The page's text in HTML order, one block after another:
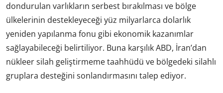
dondurulan varlıkların serbest bırakılması ve bölge
ülkelerinin destekleyeceği yüz milyarlarca dolarlık
yeniden yapılanma fonu gibi ekonomik kazanımlar
sağlayabileceği belirtiliyor. Buna karşılık ABD, İran’dan
nükleer silah geliştirmeme taahhüdü ve bölgedeki silahlı
gruplara desteğini sonlandırmasını talep ediyor.